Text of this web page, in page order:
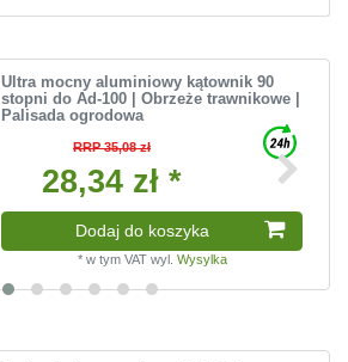
Ultra mocny aluminiowy kątownik 90
stopni do Ad-100 | Obrzeże trawnikowe |
Palisada ogrodowa
RRP 35,08 zł
28,34 zł *
Dodaj do koszyka
* w tym VATwyl. Wysylka